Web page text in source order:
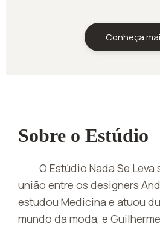
Conheça
Sobre o Estúdio
O Estúdio Nada Se Leva
união entre os designers
estudou Medicina e atuou
mundo da moda, e